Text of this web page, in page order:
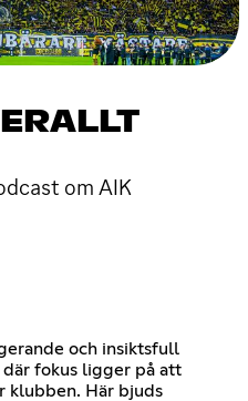
om AIK
och insiktsfull
fokus ligger på att
klubben. Här bjuds